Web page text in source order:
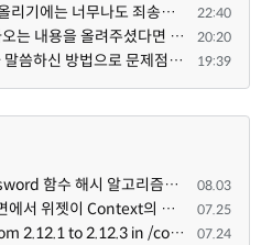
몇시간 분량이 6Mbyte라서 올리기에는 너무나도 죄송스럽기에 재미나이에게 의뢰했습니다. 22:40
고생하셨습니다! 디버그에 나오는 내용을 올려주셨다면 도움을 드릴 수 있었을지도 모르지만, 아무래도 댓글... 20:20
로그파일을 분석할 수 능력과 말씀하신 방법으로 문제점을 찾아도 ... 이게 뭔말인지 이해할 수 없는 상황이... 19:39
R\F\Password::checkPassword 함수 해시 알고리즘을 암시적으로 호출하는 경우 Argon2id 해시 비교 실패 08.03
[page] 위젯 페이지 편집 화면에서 위젯이 Context의 module_info를 덮어쓰면 저장이 ERR_ACT_IS_NOT_STANDALONE으로 실패 07.25
Bump guzzlehttp/psr7 from 2.12.1 to 2.12.3 in /common 07.24